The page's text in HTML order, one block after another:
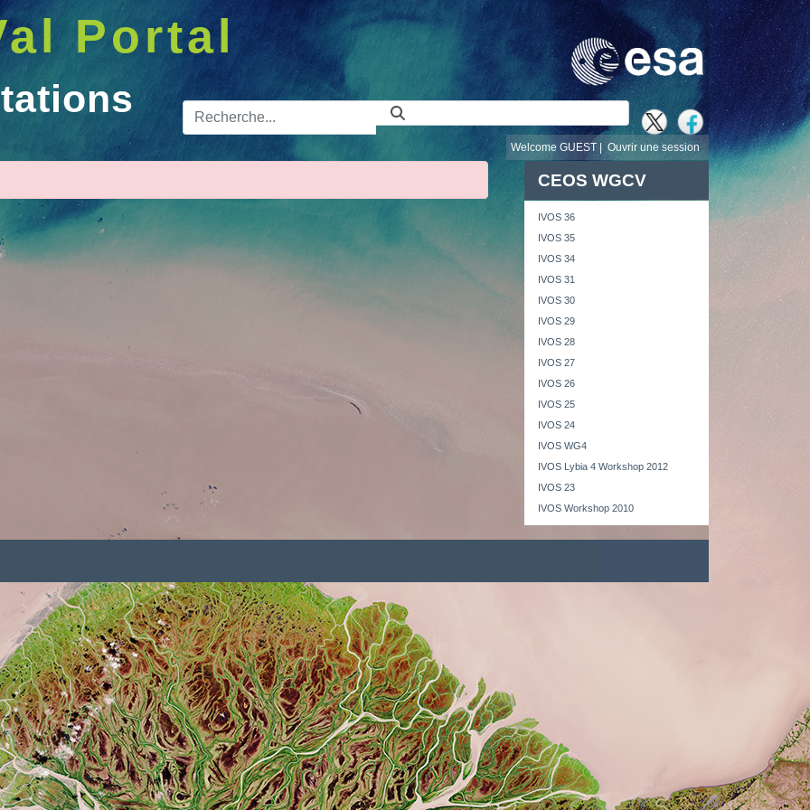
Portal
Barre de recherche
Ouvrir une session
Welcome GUEST |
CEOS WGCV
IVOS 36
IVOS 35
IVOS 34
IVOS 31
IVOS 30
IVOS 29
IVOS 28
IVOS 27
IVOS 26
IVOS 25
IVOS 24
IVOS WG4
IVOS Lybia 4 Workshop 2012
IVOS 23
IVOS Workshop 2010